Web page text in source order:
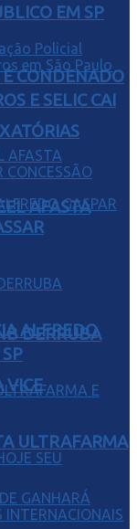
CONDENADO
ALFREDO
VICE
EM SP
E SELIC CAI
AFASTA
DERRUBA
ULTRAFARMA